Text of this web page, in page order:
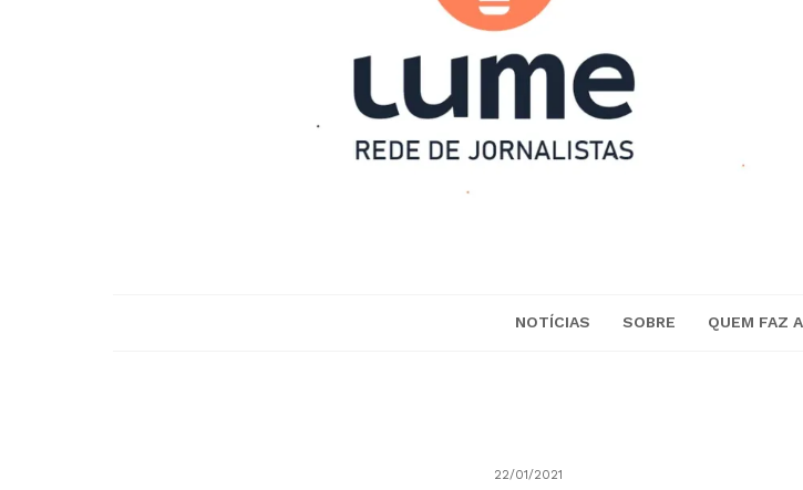
NOTÍCIAS SOBRE QUEM FAZ
22/01/2021